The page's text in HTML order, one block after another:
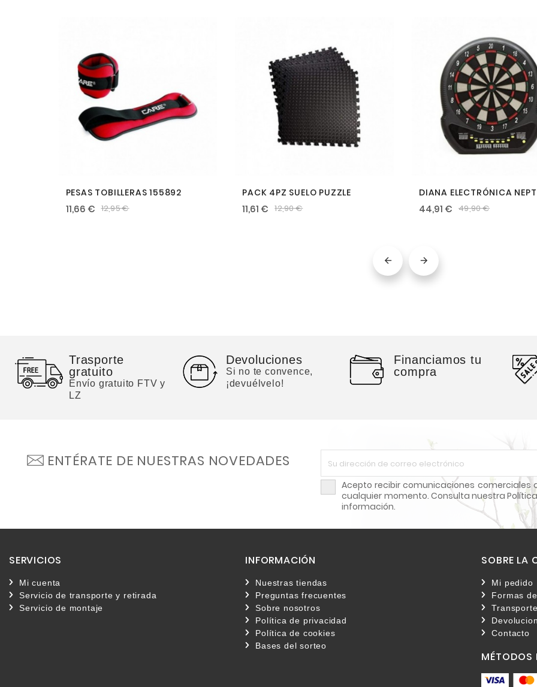
PESAS TOBILLERAS 155892
11,66 € 12,95 €
PACK 4PZ SUELO PUZZLE
11,61 € 12,90 €
DIANA ELECTRÓNICA
44,91 € 49,90 €
 
Trasporte
gratuito
Envío gratuito FTV y
LZ
Devoluciones
Si no te convence,
¡devuélvelo!
Financiamos tu
compra
ENTÉRATE DE NUESTRAS NOVEDADES
Acepto recibir comunicaciones comerciales
cualquier momento. Consulta nuestra
información.
SERVICIOS
Mi cuenta
Servicio de transporte y retirada
Servicio de montaje
INFORMACIÓN
Nuestras tiendas
Preguntas frecuentes
Sobre nosotros
Política de privacidad
Política de cookies
Bases del sorteo
SOBRE LA
Mi pedido
Formas
Contacto
MÉTODOS